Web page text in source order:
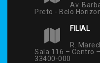
Av.
Preto - Belo
FILIAL
R.
Sala 116 – Centro
33400-000